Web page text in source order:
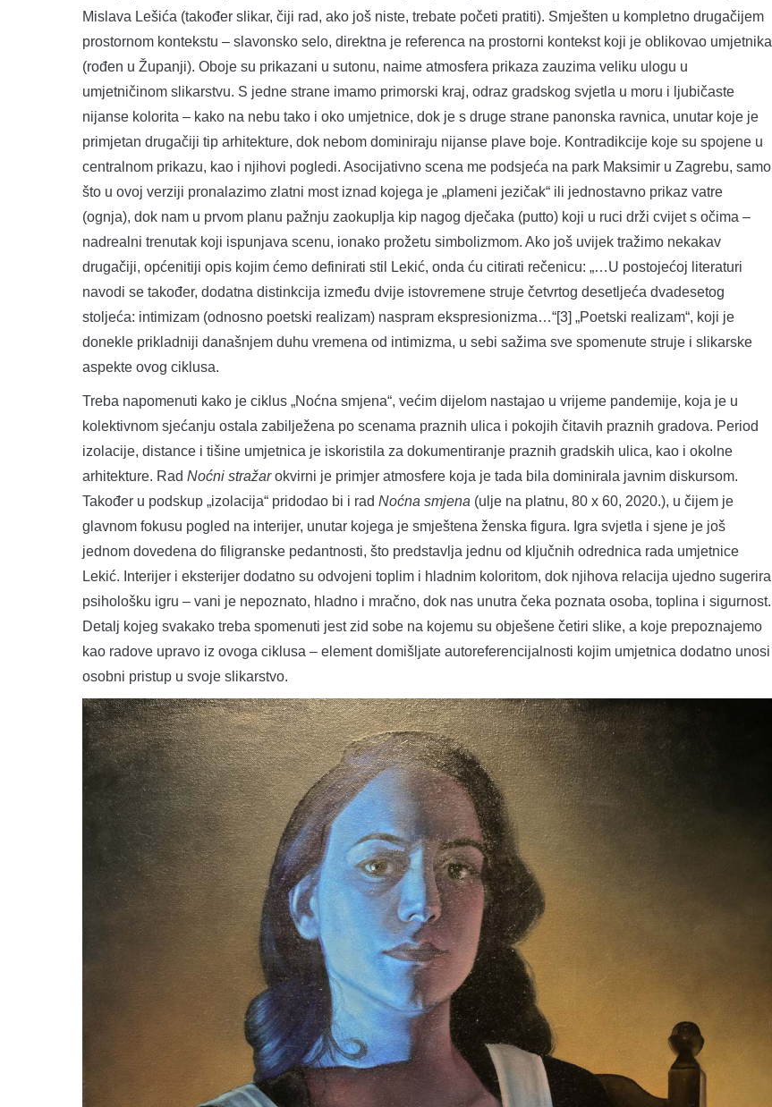
Mislava Lešića (također slikar, čiji rad, ako još niste, trebate početi pratiti). Smješten u kompletno drugačijem
prostornom kontekstu – slavonsko selo, direktna je referenca na prostorni kontekst koji je oblikovao umjetnika
(rođen u Županji). Oboje su prikazani u sutonu, naime atmosfera prikaza zauzima veliku ulogu u
umjetničinom slikarstvu. S jedne strane imamo primorski kraj, odraz gradskog svjetla u moru i ljubičaste
nijanse kolorita – kako na nebu tako i oko umjetnice, dok je s druge strane panonska ravnica, unutar koje je
primjetan drugačiji tip arhitekture, dok nebom dominiraju nijanse plave boje. Kontradikcije koje su spojene u
centralnom prikazu, kao i njihovi pogledi. Asocijativno scena me podsjeća na park Maksimir u Zagrebu, samo
što u ovoj verziji pronalazimo zlatni most iznad kojega je „plameni jezičak“ ili jednostavno prikaz vatre
(ognja), dok nam u prvom planu pažnju zaokuplja kip nagog dječaka (putto) koji u ruci drži cvijet s očima –
nadrealni trenutak koji ispunjava scenu, ionako prožetu simbolizmom. Ako još uvijek tražimo nekakav
drugačiji, općenitiji opis kojim ćemo definirati stil Lekić, onda ću citirati rečenicu: „…U postojećoj literaturi
navodi se također, dodatna distinkcija između dvije istovremene struje četvrtog desetljeća dvadesetog
stoljeća: intimizam (odnosno poetski realizam) naspram ekspresionizma…“[3] „Poetski realizam“, koji je
donekle prikladniji današnjem duhu vremena od intimizma, u sebi sažima sve spomenute struje i slikarske
aspekte ovog ciklusa.
Treba napomenuti kako je ciklus „Noćna smjena“, većim dijelom nastajao u vrijeme pandemije, koja je u
kolektivnom sjećanju ostala zabilježena po scenama praznih ulica i pokojih čitavih praznih gradova. Period
izolacije, distance i tišine umjetnica je iskoristila za dokumentiranje praznih gradskih ulica, kao i okolne
arhitekture. Rad Noćni stražarokvirni je primjer atmosfere koja je tada bila dominirala javnim diskursom.
Također u podskup „izolacija“ pridodao bi i rad Noćna smjena (ulje na platnu, 80 x 60, 2020.), u čijem je
glavnom fokusu pogled na interijer, unutar kojega je smještena ženska figura. Igra svjetla i sjene je još
jednom dovedena do filigranske pedantnosti, što predstavlja jednu od ključnih odrednica rada umjetnice
Lekić. Interijer i eksterijer dodatno su odvojeni toplim i hladnim koloritom, dok njihova relacija ujedno sugerira
psihološku igru – vani je nepoznato, hladno i mračno, dok nas unutra čeka poznata osoba, toplina i sigurnost.
Detalj kojeg svakako treba spomenuti jest zid sobe na kojemu su obješene četiri slike, a koje prepoznajemo
kao radove upravo iz ovoga ciklusa – element domišljate autoreferencijalnosti kojim umjetnica dodatno unosi
osobni pristup u svoje slikarstvo.